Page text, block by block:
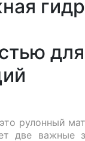
для
рулонный
две важные